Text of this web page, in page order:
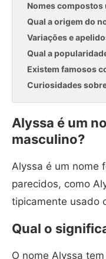
Nomes compostos
Qual a origem do
Variações e
Qual a
Existem famosos
Curiosidades
Alyssa é um
masculino?
Alyssa é um nome
parecidos, como
tipicamente usado
Qual o
O nome Alyssa